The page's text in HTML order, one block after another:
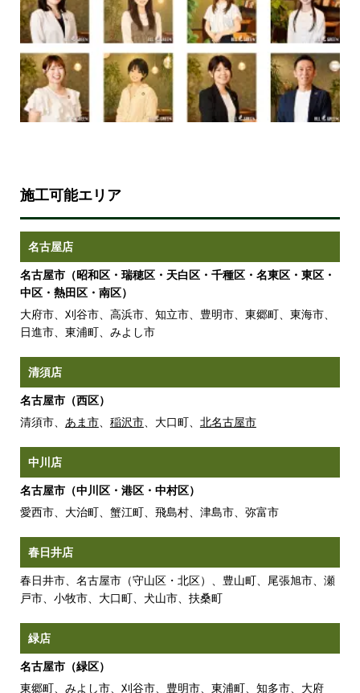
施工可能エリア
名古屋店
名古屋市（昭和区・瑞穂区・天白区・千種区・名東区・東区・
中区・熱田区・南区）
大府市、刈谷市、高浜市、知立市、豊明市、東郷町、東海市、
日進市、東浦町、みよし市
清須店
名古屋市（西区）
清須市、 あま市、 稲沢市、大口町、 北名古屋市
中川店
名古屋市（中川区・港区・中村区）
愛西市、大治町、蟹江町、飛島村、津島市、弥富市
春日井店
春日井市、名古屋市（守山区・北区）、豊山町、尾張旭市、瀬
戸市、小牧市、大口町、犬山市、扶桑町
緑店
名古屋市（緑区）
東郷町、みよし市、刈谷市、 豊明市、東浦町、知多市、大府